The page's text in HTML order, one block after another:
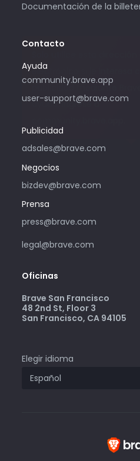
Documentación de la
Contacto
Ayuda
community.brave.app
user-support@brave.com
Publicidad
adsales@brave.com
electrónico si le interesa
publicidad mediante
ayuda, ingrese a
Negocios
bizdev@brave.com
Prensa
press@brave.com
legal@brave.com
Oficinas
Brave San Francisco
48 2nd St, Floor 3
San Francisco, CA 94105
Elegir idioma